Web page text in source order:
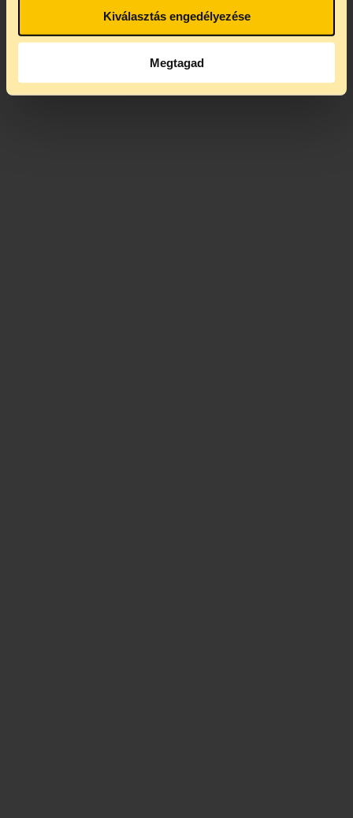
Kiválasztás engedélyezése
Megtagad